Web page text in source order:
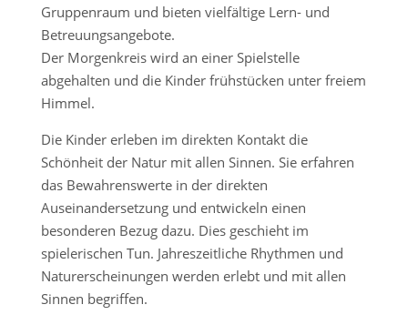
Gruppenraum und bieten vielfältige Lern- und
Betreuungsangebote.
Der Morgenkreis wird an einer Spielstelle
abgehalten und die Kinder frühstücken unter freiem
Himmel.
Die Kinder erleben im direkten Kontakt die
Schönheit der Natur mit allen Sinnen. Sie erfahren
das Bewahrenswerte in der direkten
Auseinandersetzung und entwickeln einen
besonderen Bezug dazu. Dies geschieht im
spielerischen Tun. Jahreszeitliche Rhythmen und
Naturerscheinungen werden erlebt und mit allen
Sinnen begriffen.